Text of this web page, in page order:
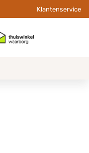
Klantenservice